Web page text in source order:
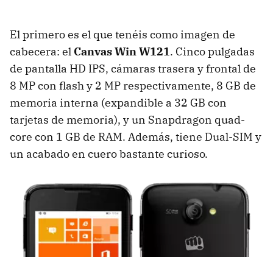
El primero es el que tenéis como imagen de
cabecera: el Canvas Win W121. Cinco pulgadas
de pantalla HD IPS, cámaras trasera y frontal de
8 MP con flash y 2 MP respectivamente, 8 GB de
memoria interna (expandible a 32 GB con
tarjetas de memoria), y un Snapdragon quad-
core con 1 GB de RAM. Además, tiene Dual-SIM y
un acabado en cuero bastante curioso.